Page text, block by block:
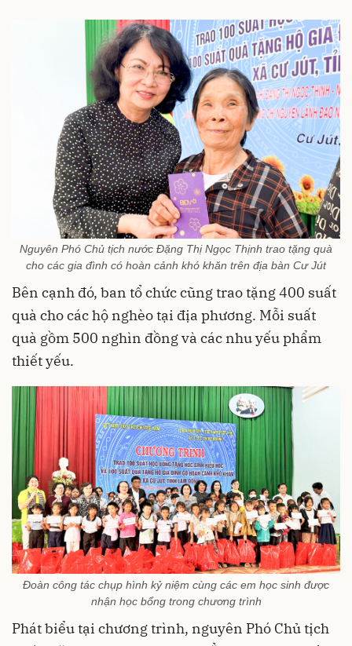
Nguyên Phó Chủ tịch nước Đặng Thị Ngọc Thịnh trao tặng quà
cho các gia đình có hoàn cảnh khó khăn trên địa bàn Cư Jút
Bên cạnh đó, ban tổ chức cũng trao tặng 400 suất
quà cho các hộ nghèo tại địa phương. Mỗi suất
quà gồm 500 nghìn đồng và các nhu yếu phẩm
thiết yếu.
Đoàn công tác chụp hình kỷ niệm cùng các em học sinh được
nhận học bổng trong chương trình
Phát biểu tại chương trình, nguyên Phó Chủ tịch